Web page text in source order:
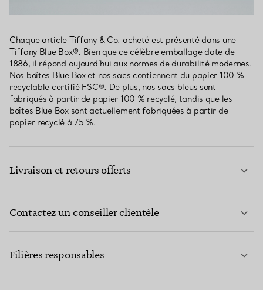
Chaque article Tiffany & Co. acheté est présenté dans une
Tiffany Blue Box®. Bien que ce célèbre emballage date de
1886, il répond aujourd’hui aux normes de durabilité modernes.
Nos boîtes Blue Box et nos sacs contiennent du papier 100 %
recyclable certifié FSC®. De plus, nos sacs bleus sont
fabriqués à partir de papier 100 % recyclé, tandis que les
boîtes Blue Box sont actuellement fabriquées à partir de
papier recyclé à 75 %.
Livraison et retours offerts
Contactez un conseiller clientèle
Filières responsables